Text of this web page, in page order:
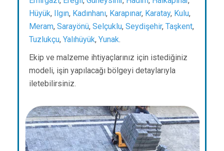
Hüyük, Ilgın, Kadınhanı, Karapınar, Karatay, Kulu,
Meram, Sarayönü, Selçuklu, Seydişehir, Taşkent,
Tuzlukçu, Yalıhüyük, Yunak.
Ekip ve malzeme ihtiyaçlarınız için istediğiniz
modeli, işin yapılacağı bölgeyi detaylarıyla
iletebilirsiniz.